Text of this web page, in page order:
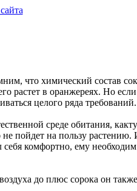
что химический состав
растет в оранжереях. Но
целого ряда требований.
среде обитания,
пойдет на пользу растению.
себя комфортно, ему
до плюс сорока он